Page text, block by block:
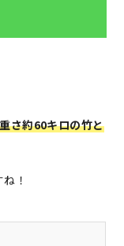
さ約60キロの竹と
！